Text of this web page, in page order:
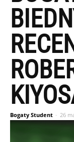
Bogaty Student - 26